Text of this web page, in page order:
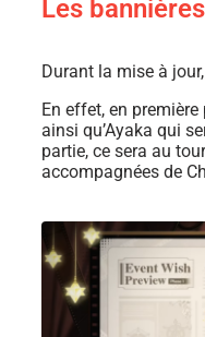
Les bannières
Durant la mise à
En effet, en
ainsi qu’Ayaka qui
partie, ce sera au
accompagnées de